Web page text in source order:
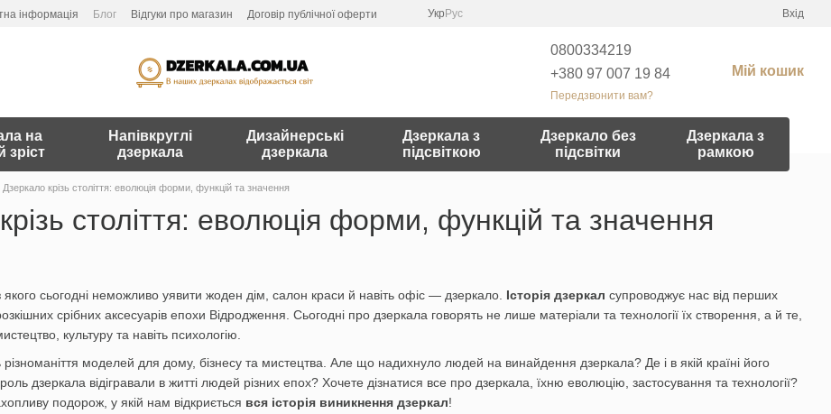
інформація Блог Відгуки про магазин Договір публічної оферти Укр Рус Вхід
0800334219
+380 97 007 19 84
Передзвонити вам?
Мій кошик
на
зріст
Напівкруглі
дзеркала
Дизайнерські
дзеркала
Дзеркала з
підсвіткою
Дзеркало без
підсвітки
Дзеркала з
рамкою
Дзеркало крізь століття: еволюція форми, функцій та значення
століття: еволюція форми, функцій та значення
сьогодні неможливо уявити жоден дім, салон краси й навіть офіс — дзеркало. Історія дзеркал супроводжує нас від перших
срібних аксесуарів епохи Відродження. Сьогодні про дзеркала говорять не лише матеріали та технології їх створення, а й те,
культуру та навіть психологію.
моделей для дому, бізнесу та мистецтва. Але що надихнуло людей на винайдення дзеркала? Де і в якій країні його
дзеркала відігравали в житті людей різних епох? Хочете дізнатися все про дзеркала, їхню еволюцію, застосування та технології?
подорож, у якій нам відкриється вся історія виникнення дзеркал!